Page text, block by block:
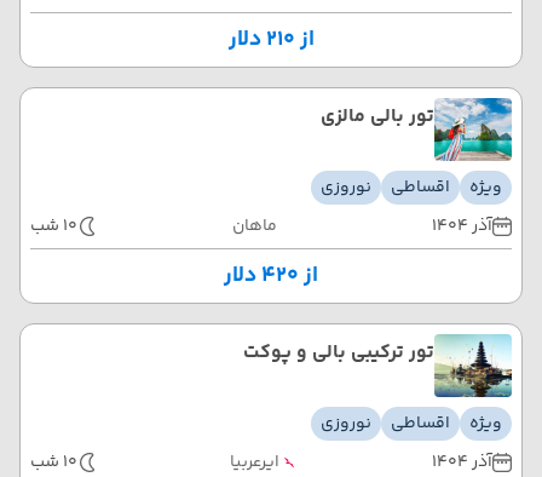
از ۲۱۰ دلار
تور بالی مالزی
ویژه اقساطی
نوروزی
آذر 1404
ماهان 10 شب
از ۴۲۰ دلار
تور ترکیبی بالی و پوکت
ویژه اقساطی
نوروزی
آذر 1404
ایرعربیا 10 شب